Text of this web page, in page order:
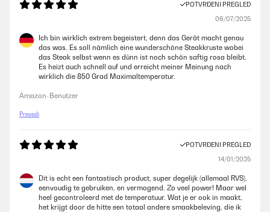
POTVRĐENI PREGLED
06/07/2025
Ich bin wirklich extrem begeistert, denn das Gerät macht genau
das was. Es soll nämlich eine wunderschöne Steakkruste wobei
das Steak selbst wenn es dünn ist noch schön saftig rosa bleibt.
Es heizt auch schnell auf und erreicht meiner Meinung nach
wirklich die 850 Grad Maximaltemperatur.
Amazon-Benutzer
Prevedi
POTVRĐENI PREGLED
14/01/2025
Dit is echt een fantastisch product, super degelijk (allemaal RVS),
eenvoudig te gebruiken, en vermogend. Zo veel power! Maar wel
heel gecontroleerd met de temperatuur. Wat je er ook in maakt,
het krijgt door de hitte een totaal andere smaakbeleving, die ik